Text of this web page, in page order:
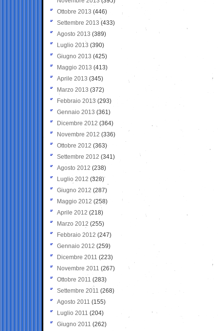
Ottobre 2013 (446)
Settembre 2013 (433)
Agosto 2013 (389)
Luglio 2013 (390)
Giugno 2013 (425)
Maggio 2013 (413)
Aprile 2013 (345)
Marzo 2013 (372)
Febbraio 2013 (293)
Gennaio 2013 (361)
Dicembre 2012 (364)
Novembre 2012 (336)
Ottobre 2012 (363)
Settembre 2012 (341)
Agosto 2012 (238)
Luglio 2012 (328)
Giugno 2012 (287)
Maggio 2012 (258)
Aprile 2012 (218)
Marzo 2012 (255)
Febbraio 2012 (247)
Gennaio 2012 (259)
Dicembre 2011 (223)
Novembre 2011 (267)
Ottobre 2011 (283)
Settembre 2011 (268)
Agosto 2011 (155)
Luglio 2011 (204)
Giugno 2011 (262)